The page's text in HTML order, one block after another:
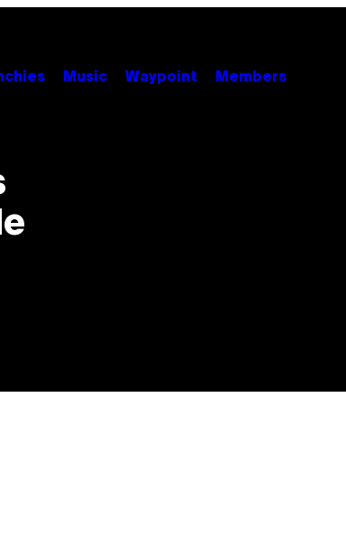
Music Waypoint Members